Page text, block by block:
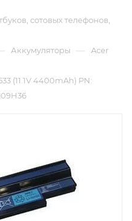
сотовых телефонов,
Аккумуляторы — Acer
(11.1V 4400mAh) PN: